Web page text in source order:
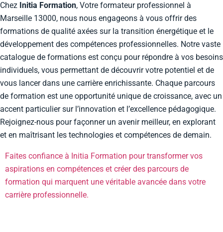
Chez Initia Formation, Votre formateur professionnel à
Marseille 13000, nous nous engageons à vous offrir des
formations de qualité axées sur la transition énergétique et le
développement des compétences professionnelles. Notre vaste
catalogue de formations est conçu pour répondre à vos besoins
individuels, vous permettant de découvrir votre potentiel et de
vous lancer dans une carrière enrichissante. Chaque parcours
de formation est une opportunité unique de croissance, avec un
accent particulier sur l’innovation et l’excellence pédagogique.
Rejoignez-nous pour façonner un avenir meilleur, en explorant
et en maîtrisant les technologies et compétences de demain.
Faites confiance à Initia Formation pour transformer vos
aspirations en compétences et créer des parcours de
formation qui marquent une véritable avancée dans votre
carrière professionnelle.